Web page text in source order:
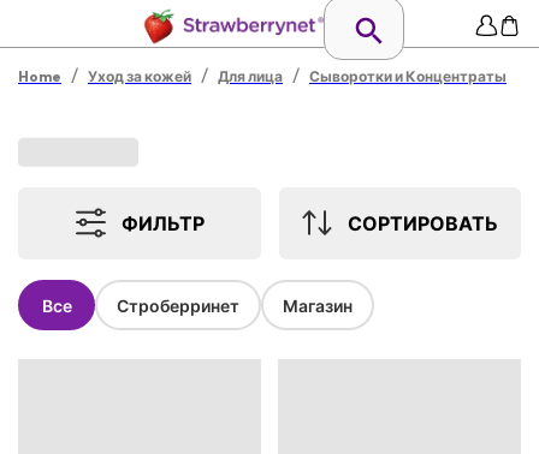
Home / Уход за кожей / Для лица / Сыворотки и Концентраты
ФИЛЬТР СОРТИРОВАТЬ
Все Строберринет Магазин